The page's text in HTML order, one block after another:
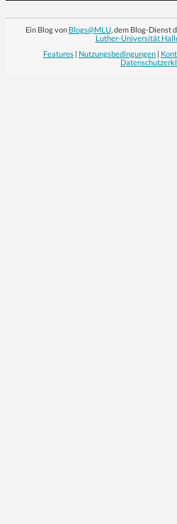
Ein Blog von Blogs@MLU, dem Blog-Dienst
Luther-Universität
Features | Nutzungsbedingungen |